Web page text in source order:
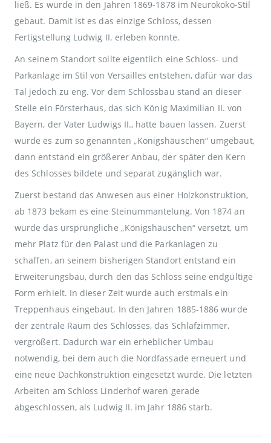
ließ. Es wurde in den Jahren 1869-1878 im Neurokoko-Stil
gebaut. Damit ist es das einzige Schloss, dessen
Fertigstellung Ludwig II. erleben konnte.
An seinem Standort sollte eigentlich eine Schloss- und
Parkanlage im Stil von Versailles entstehen, dafür war das
Tal jedoch zu eng. Vor dem Schlossbau stand an dieser
Stelle ein Försterhaus, das sich König Maximilian II. von
Bayern, der Vater Ludwigs II., hatte bauen lassen. Zuerst
wurde es zum so genannten „Königshäuschen“ umgebaut,
dann entstand ein größerer Anbau, der später den Kern
des Schlosses bildete und separat zugänglich war.
Zuerst bestand das Anwesen aus einer Holzkonstruktion,
ab 1873 bekam es eine Steinummantelung. Von 1874 an
wurde das ursprüngliche „Königshäuschen“ versetzt, um
mehr Platz für den Palast und die Parkanlagen zu
schaffen, an seinem bisherigen Standort entstand ein
Erweiterungsbau, durch den das Schloss seine endgültige
Form erhielt. In dieser Zeit wurde auch erstmals ein
Treppenhaus eingebaut. In den Jahren 1885-1886 wurde
der zentrale Raum des Schlosses, das Schlafzimmer,
vergrößert. Dadurch war ein erheblicher Umbau
notwendig, bei dem auch die Nordfassade erneuert und
eine neue Dachkonstruktion eingesetzt wurde. Die letzten
Arbeiten am Schloss Linderhof waren gerade
abgeschlossen, als Ludwig II. im Jahr 1886 starb.